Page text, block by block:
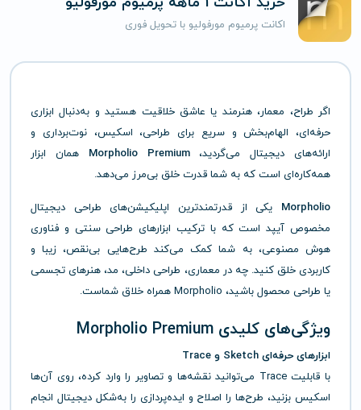
اکانت پرمیوم مورفولیو با تحویل فوری
اگر طراح، معمار، هنرمند یا عاشق خلاقیت هستید و به‌دنبال ابزاری
حرفه‌ای، الهام‌بخش و سریع برای طراحی، اسکیس، نوت‌برداری و
ارائه‌های دیجیتال می‌گردید،Morpholio Premium همان ابزار
همه‌کاره‌ای است که به شما قدرت خلق بی‌مرز می‌دهد.
Morpholio یکی از قدرتمندترین اپلیکیشن‌های طراحی دیجیتال
مخصوص آیپد است که با ترکیب ابزارهای طراحی سنتی و فناوری
هوش مصنوعی، به شما کمک می‌کند طرح‌هایی بی‌نقص، زیبا و
کاربردی خلق کنید. چه در معماری، طراحی داخلی، مد، هنرهای تجسمی
یا طراحی محصول باشید، Morpholio همراه خلاق شماست.
ویژگی‌های کلیدی Morpholio Premium
ابزارهای حرفه‌ای Sketch و Trace
با قابلیت Trace می‌توانید نقشه‌ها و تصاویر را وارد کرده، روی آن‌ها
اسکیس بزنید، طرح‌ها را اصلاح و ایده‌پردازی را به‌شکل دیجیتال انجام